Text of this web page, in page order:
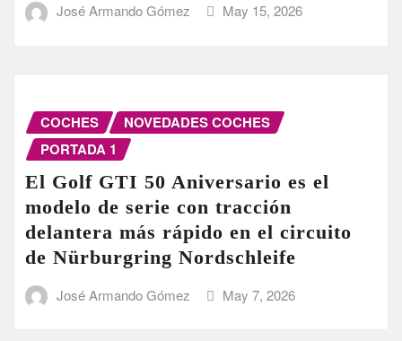
José Armando Gómez May 15, 2026
COCHES
NOVEDADES COCHES
PORTADA 1
El Golf GTI 50 Aniversario es el
modelo de serie con tracción
delantera más rápido en el circuito
de Nürburgring Nordschleife
José Armando Gómez May 7, 2026